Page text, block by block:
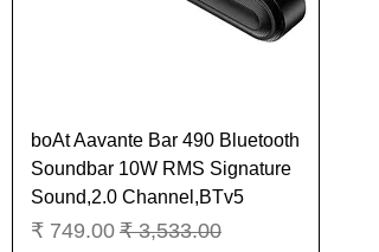
boAt Aavante Bar 490 Bluetooth
Soundbar 10W RMS Signature
Sound,2.0 Channel,BTv5
سعر عادي سعر البيع